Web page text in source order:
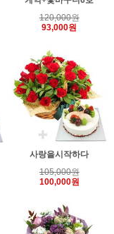
120,000원
93,000원
사랑을시작하다
105,000원
100,000원